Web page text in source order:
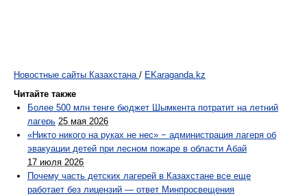
Новостные сайты Казахстана / EKaraganda.kz
Читайте также
Более 500 млн тенге бюджет Шымкента потратит на летний
лагерь 25 мая 2026
«Никто никого на руках не нес» − администрация лагеря об
эвакуации детей при лесном пожаре в области Абай
17 июля 2026
Почему часть детских лагерей в Казахстане все еще
работает без лицензий — ответ Минпросвещения